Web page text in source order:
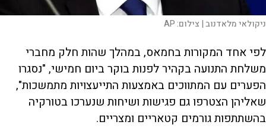
ניקולאי מלאדנוב | צילום:AP
לפי אחד המקורות בחמאס, במהלך שהות חלק מחברי
משלחת התנועה בקהיר לפנות בוקר ביום חמישי, "נסגרו
הפערים עם המתווכים באמצעות התייעצויות מתמשכות",
שאליהן הצטרפו גם פגישות ושיחות שנערכו בטורקיה
בהשתתפות גורמים קטאריים ומצריים.